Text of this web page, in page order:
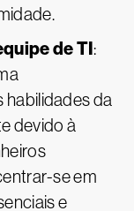
de TI:
habilidades da
devido à
se em
e